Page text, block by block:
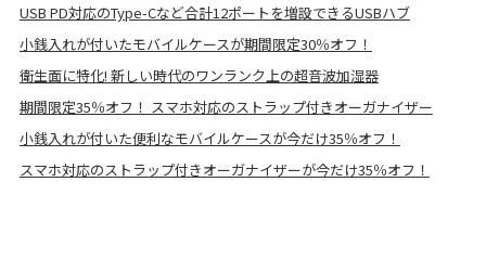
USB PD対応のType-Cなど合計12ポートを増設できるUSBハブ
小銭入れが付いたモバイルケースが期間限定30％オフ！
衛生面に特化! 新しい時代のワンランク上の超音波加湿器
期間限定35％オフ！ スマホ対応のストラップ付きオーガナイザー
小銭入れが付いた便利なモバイルケースが今だけ35％オフ！
スマホ対応のストラップ付きオーガナイザーが今だけ35％オフ！